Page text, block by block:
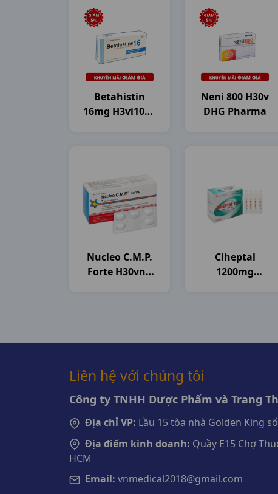
Betahistin
16mg H3vi10vn
Neni 800 H30v
DHG Pharma
Nucleo C.m.p.
Forte H30vna
Ciheptal
1200mg
Liên hệ với chúng tôi
Công ty TNHH Dược Phẩm và Trang
Địa chỉ VP: Lầu 15 tòa nhà Golden King
Địa điểm kinh doanh: Quầy E15 Chợ
HCM
Email: vnmedical2018@gmail.com